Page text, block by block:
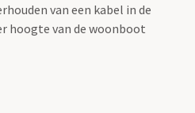
van een kabel in de
hoogte van de woonboot